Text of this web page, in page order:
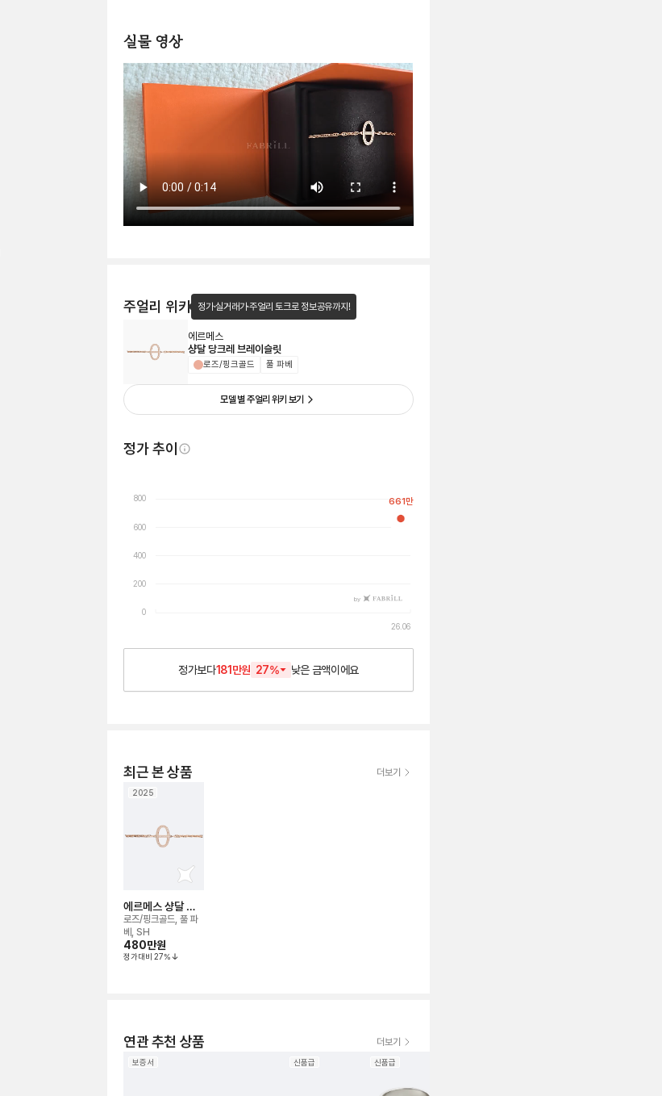
실물 영상
주얼리 위키 정가·실거래가·주얼리 토크로 정보공유까지!
에르메스
샹달 당크레 브레이슬릿
로즈/핑크골드 풀 파베
모델 별 주얼리 위키 보기
정가 추이
0
200
400
600
800
26.06
by
661만
정가보다181만원 27% 낮은금액이에요
최근 본 상품 더보기
2025
에르메스 샹달 당
크레 브레이슬릿
로즈/핑크골드, 풀 파
베, SH
480만원
정가대비 27%
연관 추천 상품 더보기
보증서 신품급 신품급